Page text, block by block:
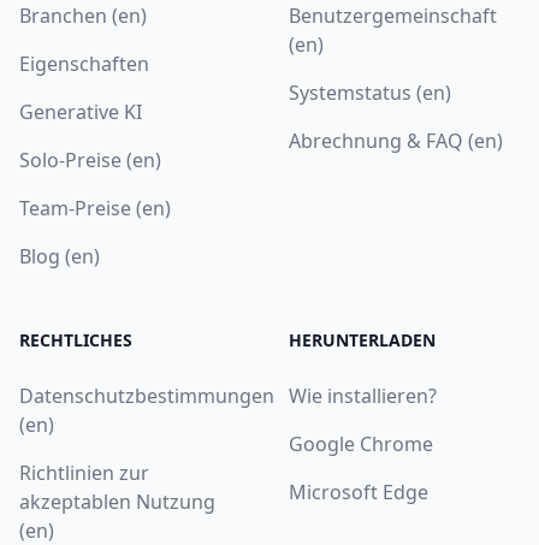
Branchen (en)
Eigenschaften
Generative KI
Solo-Preise (en)
Team-Preise (en)
Blog (en)
Benutzergemeinschaft
(en)
Systemstatus (en)
Abrechnung & FAQ (en)
RECHTLICHES
Datenschutzbestimmungen
(en)
Richtlinien zur
akzeptablen Nutzung
(en)
HERUNTERLADEN
Wie installieren?
Google Chrome
Microsoft Edge